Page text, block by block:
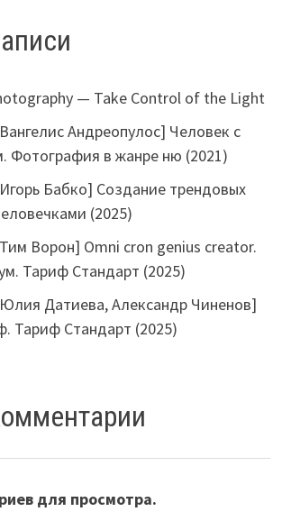
— Take Control of the Light
Андреопулос] Человек с
Фотография в жанре ню (2021)
Бабко] Создание трендовых
(2025)
Ворон] Omni cron genius creator.
Тариф Стандарт (2025)
Датиева, Александр Чиненов]
Тариф Стандарт (2025)
для просмотра.